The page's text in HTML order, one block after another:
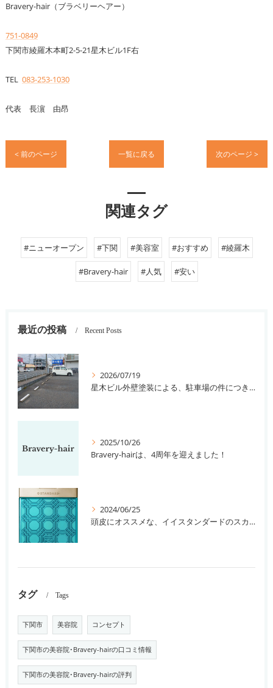
Bravery-hair（ブラベリーヘアー）
751-0849
下関市綾羅木本町2-5-21星木ビル1F右
TEL 083-253-1030
代表 長濵 由昂
< 前のページ 一覧に戻る 次のページ >
関連タグ
#ニューオープン #下関 #美容室 #おすすめ #綾羅木
#Bravery-hair #人気 #安い
最近の投稿 Recent Posts
2026/07/19
星木ビル外壁塗装による、駐車場の件につきまして。
2025/10/26
Bravery-hairは、4周年を迎えました！
2024/06/25
頭皮にオススメな、イイスタンダードのスカルプ系シャンプー＆トリートメントです！
タグ Tags
下関市 美容院 コンセプト
下関市の美容院･Bravery-hairの口コミ情報
下関市の美容院･Bravery-hairの評判